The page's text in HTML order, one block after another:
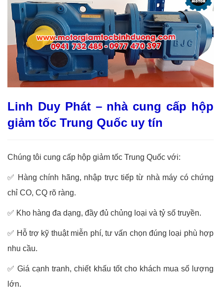
Linh Duy Phát – nhà cung cấp hộp
giảm tốc Trung Quốc uy tín
Chúng tôi cung cấp hộp giảm tốc Trung Quốc với:
✅ Hàng chính hãng, nhập trực tiếp từ nhà máy có chứng
chỉ CO, CQ rõ ràng.
✅ Kho hàng đa dạng, đầy đủ chủng loại và tỷ số truyền.
✅ Hỗ trợ kỹ thuật miễn phí, tư vấn chọn đúng loại phù hợp
nhu cầu.
✅ Giá cạnh tranh, chiết khấu tốt cho khách mua số lượng
lớn.